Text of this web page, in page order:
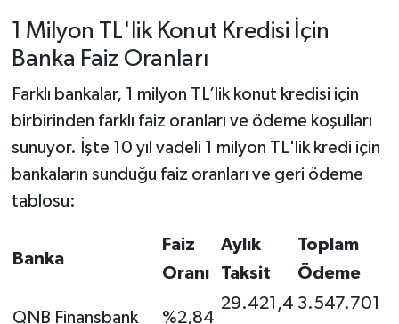
1 Milyon TL'lik Konut Kredisi İçin
Banka Faiz Oranları
Farklı bankalar, 1 milyon TL’lik konut kredisi için
birbirinden farklı faiz oranları ve ödeme koşulları
sunuyor. İşte 10 yıl vadeli 1 milyon TL'lik kredi için
bankaların sunduğu faiz oranları ve geri ödeme
tablosu:
Banka
Faiz
Oranı
Aylık
Taksit
Toplam
Ödeme
QNB Finansbank %2,84
29.421,4 3.547.701